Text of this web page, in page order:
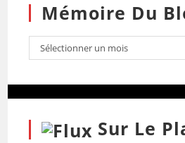
Mémoire Du
Sélectionner un mois
Sur Le